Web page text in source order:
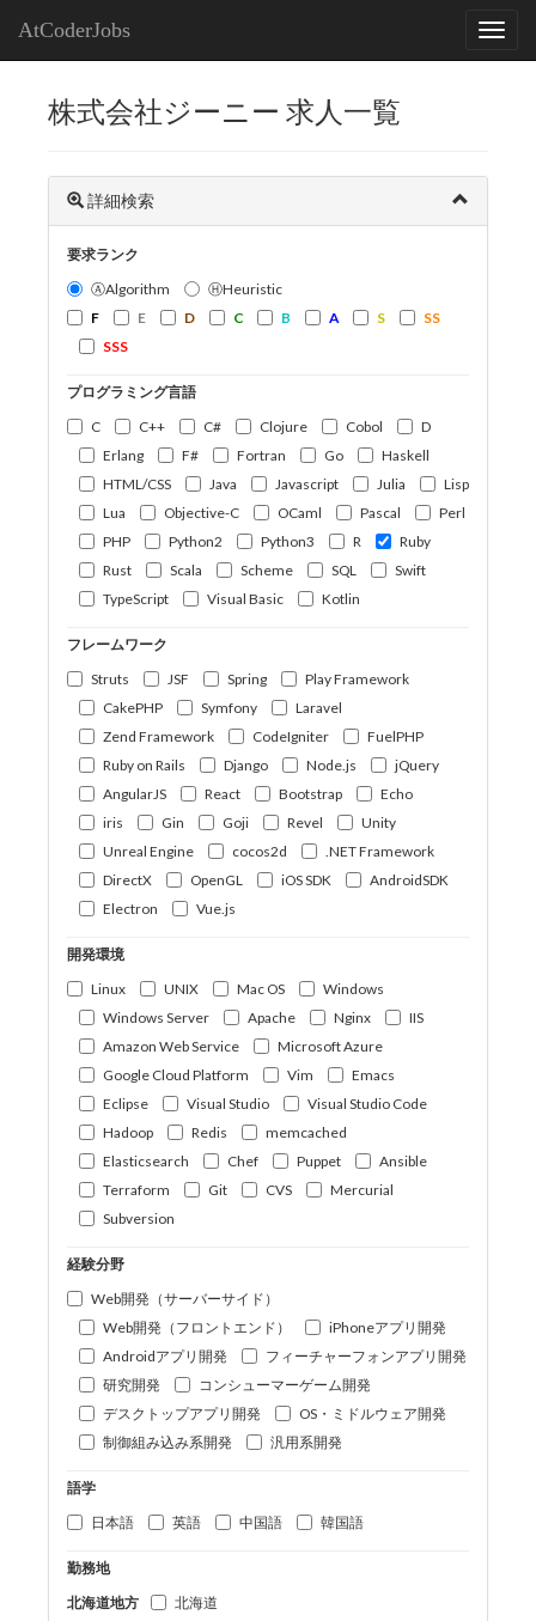
AtCoderJobs
株式会社ジーニー 求人一覧
詳細検索
要求ランク
ⒶAlgorithm
ⒽHeuristic
F
E D C B A S
SS
SSS
プログラミング言語
C
C++ C# Clojure Cobol
D
Erlang
F# Fortran Go
Haskell
HTML/CSS
Java Javascript Julia
Lisp
Lua
Objective-C OCaml Pascal
Perl
PHP
Python2 Python3 R
Ruby
Rust
Scala Scheme SQL
Swift
TypeScript
Visual Basic Kotlin
フレームワーク
Struts
JSF Spring
Play Framework
CakePHP
Symfony
Laravel
Zend Framework
CodeIgniter
FuelPHP
Ruby on Rails
Django Node.js
jQuery
AngularJS
React Bootstrap
Echo
iris
Gin Goji Revel
Unity
Unreal Engine
cocos2d
.NET Framework
DirectX
OpenGL iOS SDK
AndroidSDK
Electron
Vue.js
開発環境
Linux
UNIX Mac OS
Windows
Windows Server
Apache Nginx
IIS
Amazon Web Service
Microsoft Azure
Google Cloud Platform
Vim
Emacs
Eclipse
Visual Studio
Visual Studio Code
Hadoop
Redis
memcached
Elasticsearch
Chef Puppet
Ansible
Terraform
Git CVS
Mercurial
Subversion
経験分野
Web開発（サーバーサイド）
Web開発（フロントエンド）
iPhoneアプリ開発
Androidアプリ開発
フィーチャーフォンアプリ開発
研究開発
コンシューマーゲーム開発
デスクトップアプリ開発
OS・ミドルウェア開発
制御組み込み系開発
汎用系開発
語学
日本語
英語 中国語 韓国語
勤務地
北海道地方
北海道